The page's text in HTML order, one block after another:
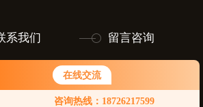
在线交流
咨询热线：18726217599
系我们 留言咨询